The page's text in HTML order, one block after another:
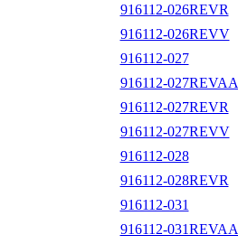
916112-026REVR
916112-026REVV
916112-027
916112-027REVAA
916112-027REVR
916112-027REVV
916112-028
916112-028REVR
916112-031
916112-031REVAA